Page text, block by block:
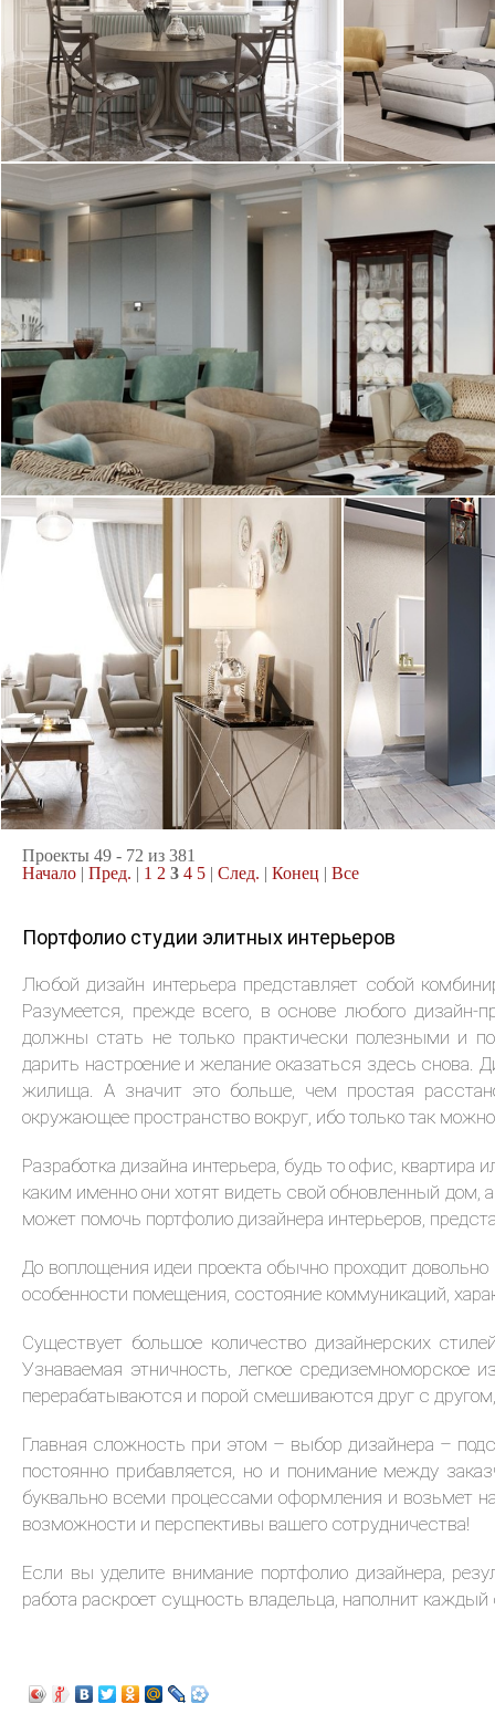
квартира, 270 м
Современная классика
выполнен в
квартира, 214
Интерьер квартиры в ЖК "Щедрин"
выполнен в классическом стиле. Большая
квартира в Санкт-Петербурге состоит из ...
квартира, 144 м
10.04.2017
Дизайн двухкомнатной квартиры,
находящейся по адресу ул. 4-я
Советская, Санкт-Петербург. ...
квартира, 87 м
Современная классика
"Московский
выполненный
квартира, 65 м
Современный
Проекты 49 - 72 из 381
Начало | Пред. | 1 2 3 4 5 | След. | Конец | Все
Портфолио студии элитных интерьеров
Любой дизайн интерьера представляет собой
Разумеется, прежде всего, в основе любого дизайн-
должны стать не только практически полезными и
дарить настроение и желание оказаться здесь снова.
жилища. А значит это больше, чем простая
окружающее пространство вокруг, ибо только так
Разработка дизайна интерьера, будь то офис,
каким именно они хотят видеть свой обновленный
может помочь портфолио дизайнера интерьеров,
До воплощения идеи проекта обычно проходит
особенности помещения, состояние коммуникаций,
Существует большое количество дизайнерских
Узнаваемая этничность, легкое средиземноморское
перерабатываются и порой смешиваются друг с
Главная сложность при этом – выбор дизайнера –
постоянно прибавляется, но и понимание между
буквально всеми процессами оформления и возьмет
возможности и перспективы вашего сотрудничества!
Если вы уделите внимание портфолио дизайнера,
работа раскроет сущность владельца, наполнит